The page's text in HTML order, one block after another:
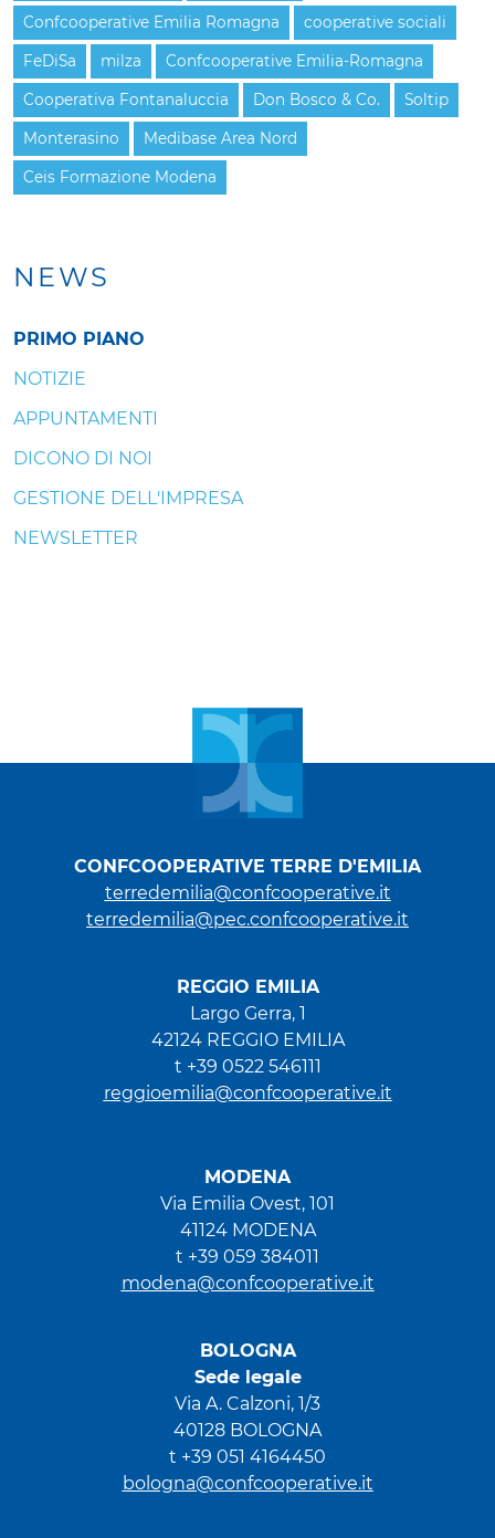
NEWS
PRIMO PIANO
NOTIZIE
APPUNTAMENTI
DICONO DI NOI
GESTIONE DELL'IMPRESA
NEWSLETTER
Confcooperative Emilia Romagna cooperative sociali
FeDiSa milza Confcooperative Emilia-Romagna
Cooperativa Fontanaluccia Don Bosco & Co. Soltip
Monterasino Medibase Area Nord
Ceis Formazione Modena
CONFCOOPERATIVE TERRE D'EMILIA
terredemilia@confcooperative.it
terredemilia@pec.confcooperative.it
REGGIO EMILIA
Largo Gerra, 1
42124 REGGIO EMILIA
t +39 0522 546111
reggioemilia@confcooperative.it
MODENA
Via Emilia Ovest, 101
41124 MODENA
t +39 059 384011
modena@confcooperative.it
BOLOGNA
Sede legale
Via A. Calzoni, 1/3
40128 BOLOGNA
t +39 051 4164450
bologna@confcooperative.it